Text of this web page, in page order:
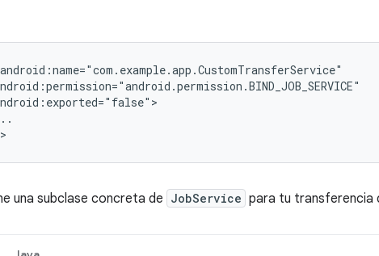
una subclase concreta de JobService para tu transferencia